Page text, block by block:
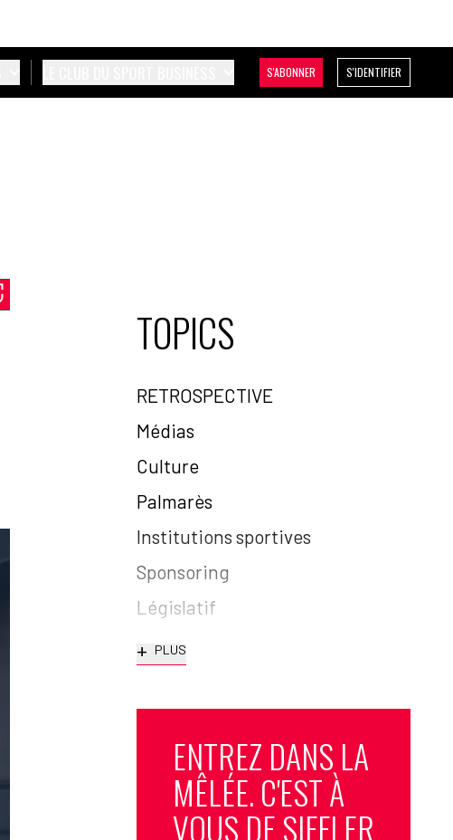
S'ABONNER S'IDENTIFIER
TOPICS
RETROSPECTIVE
Médias
Culture
Palmarès
Institutions sportives
Sponsoring
Législatif
+ PLUS
ENTREZ DANS LA
MÊLÉE. C'EST À
VOUS DE SIFFLER